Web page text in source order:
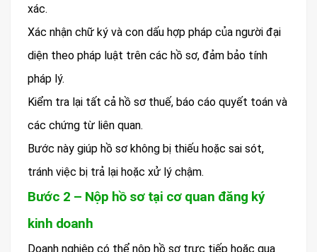
xác.
Xác nhận chữ ký và con dấu hợp pháp của người đại
diện theo pháp luật trên các hồ sơ, đảm bảo tính
pháp lý.
Kiểm tra lại tất cả hồ sơ thuế, báo cáo quyết toán và
các chứng từ liên quan.
Bước này giúp hồ sơ không bị thiếu hoặc sai sót,
tránh việc bị trả lại hoặc xử lý chậm.
Bước 2 – Nộp hồ sơ tại cơ quan đăng ký
kinh doanh
Doanh nghiệp có thể nộp hồ sơ trực tiếp hoặc qua